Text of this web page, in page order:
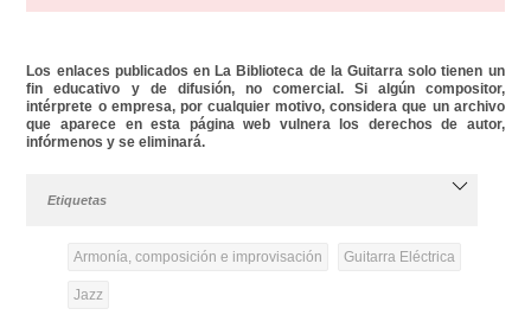
Los enlaces publicados en La Biblioteca de la Guitarra solo tienen un
fin educativo y de difusión, no comercial. Si algún compositor,
intérprete o empresa, por cualquier motivo, considera que un archivo
que aparece en esta página web vulnera los derechos de autor,
infórmenos y se eliminará.
Etiquetas
Armonía, composición e improvisación Guitarra Eléctrica
Jazz